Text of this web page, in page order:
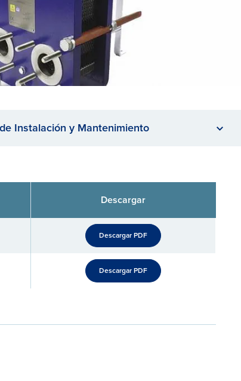
Instalación y Mantenimiento
Descargar
Descargar PDF
Descargar PDF